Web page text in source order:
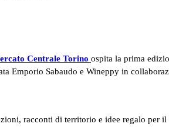
Centrale Torino ospita la prima
Emporio Sabaudo e Wineppy in
racconti di territorio e idee regalo per